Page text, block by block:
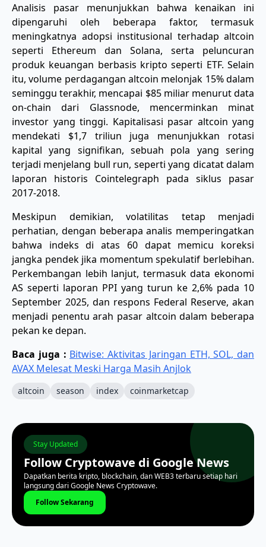
Analisis pasar menunjukkan bahwa kenaikan ini
dipengaruhi oleh beberapa faktor, termasuk
meningkatnya adopsi institusional terhadap altcoin
seperti Ethereum dan Solana, serta peluncuran
produk keuangan berbasis kripto seperti ETF. Selain
itu, volume perdagangan altcoin melonjak 15% dalam
seminggu terakhir, mencapai $85 miliar menurut data
on-chain dari Glassnode, mencerminkan minat
investor yang tinggi. Kapitalisasi pasar altcoin yang
mendekati $1,7 triliun juga menunjukkan rotasi
kapital yang signifikan, sebuah pola yang sering
terjadi menjelang bull run, seperti yang dicatat dalam
laporan historis Cointelegraph pada siklus pasar
2017-2018.
Meskipun demikian, volatilitas tetap menjadi
perhatian, dengan beberapa analis memperingatkan
bahwa indeks di atas 60 dapat memicu koreksi
jangka pendek jika momentum spekulatif berlebihan.
Perkembangan lebih lanjut, termasuk data ekonomi
AS seperti laporan PPI yang turun ke 2,6% pada 10
September 2025, dan respons Federal Reserve, akan
menjadi penentu arah pasar altcoin dalam beberapa
pekan ke depan.
Baca juga : Bitwise: Aktivitas Jaringan ETH, SOL, dan
AVAX Melesat Meski Harga Masih Anjlok
altcoin season index coinmarketcap
Stay Updated
Follow Cryptowave di Google News
Dapatkan berita kripto, blockchain, dan WEB3 terbaru setiap hari
langsung dari Google News Cryptowave.
Follow Sekarang